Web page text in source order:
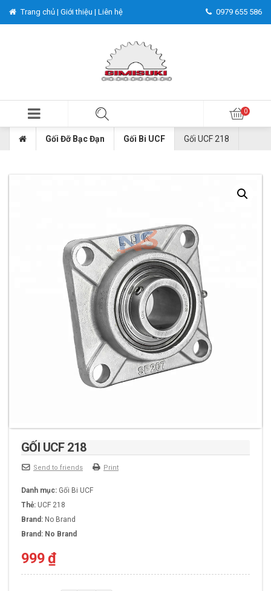
Trang chủ | Giới thiệu | Liên hệ 0979 655 586
Gối Đỡ Bạc Đạn Gối Bi UCF Gối UCF 218
GỐI UCF 218
Send to friends Print
Danh mục: Gối Bi UCF
Thẻ: UCF 218
Brand: No Brand
Brand: No Brand
999₫